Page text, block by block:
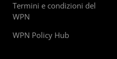
Termini e condizioni del
WPN
WPN Policy Hub